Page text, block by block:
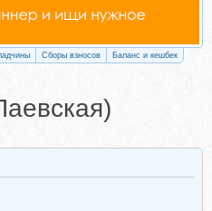
Сборы взносов Баланс и кешбек